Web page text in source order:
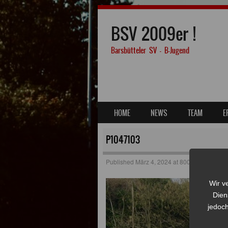
BSV 2009er !
Barsbütteler SV – B-Jugend
MENU
SKIP TO CONTENT
HOME NEWS TEAM
P1047103
Published März 4, 2024 at800 × 530
Wir